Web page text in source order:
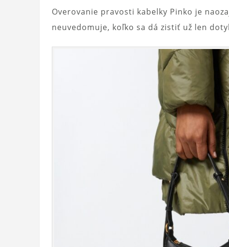
Overovanie pravosti kabelky Pinko je
neuvedomuje, koľko sa dá zistiť už len